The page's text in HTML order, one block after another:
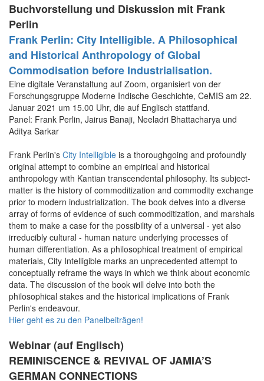
Buchvorstellung und Diskussion mit Frank
Perlin
Frank Perlin: City Intelligible. A Philosophical
and Historical Anthropology of Global
Commodisation before Industrialisation.
Eine digitale Veranstaltung auf Zoom, organisiert von der
Forschungsgruppe Moderne Indische Geschichte, CeMIS am 22.
Januar 2021 um 15.00 Uhr, die auf Englisch stattfand.
Panel: Frank Perlin, Jairus Banaji, Neeladri Bhattacharya und
Aditya Sarkar
Frank Perlin's City Intelligible is a thoroughgoing and profoundly
original attempt to combine an empirical and historical
anthropology with Kantian transcendental philosophy. Its subject-
matter is the history of commoditization and commodity exchange
prior to modern industrialization. The book delves into a diverse
array of forms of evidence of such commoditization, and marshals
them to make a case for the possibility of a universal - yet also
irreducibly cultural - human nature underlying processes of
human differentiation. As a philosophical treatment of empirical
materials, City Intelligible marks an unprecedented attempt to
conceptually reframe the ways in which we think about economic
data. The discussion of the book will delve into both the
philosophical stakes and the historical implications of Frank
Perlin's endeavour.
Hier geht es zu den Panelbeiträgen!
Webinar (auf Englisch)
REMINISCENCE & REVIVAL OF JAMIA’S
GERMAN CONNECTIONS